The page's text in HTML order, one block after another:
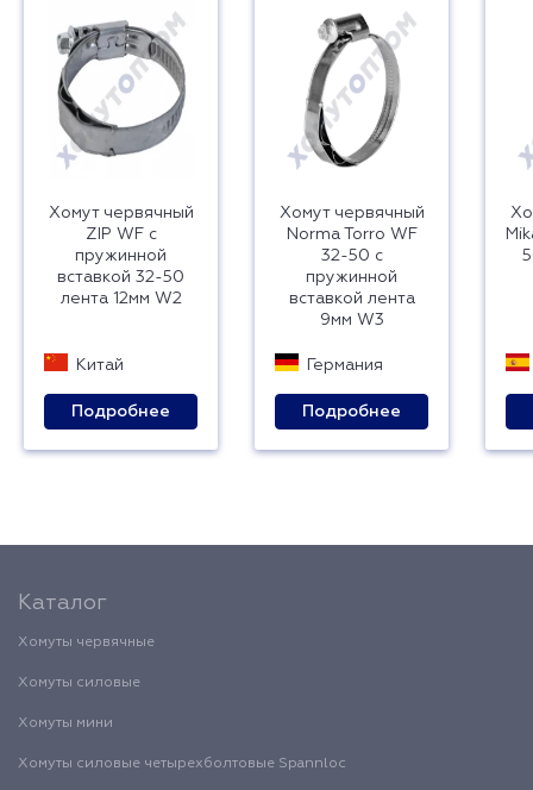
Хомут червячный
ZIP WF с
пружинной
вставкой 32-50
лента 12мм W2
Китай
Подробнее
Хомут червячный
Norma Torro WF
32-50 с
пружинной
вставкой лента
9мм W3
Германия
Подробнее
Каталог
Хомуты червячные
Хомуты силовые
Хомуты мини
Хомуты силовые четырехболтовые Spannloc